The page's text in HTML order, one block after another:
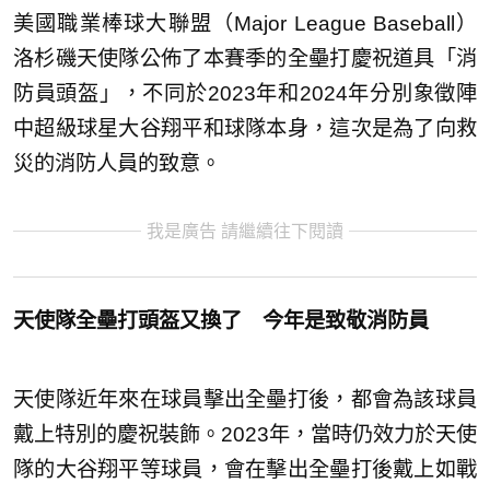
美國職業棒球大聯盟（Major League Baseball）
洛杉磯天使隊公佈了本賽季的全壘打慶祝道具「消
防員頭盔」，不同於2023年和2024年分別象徵陣
中超級球星大谷翔平和球隊本身，這次是為了向救
災的消防人員的致意。
我是廣告 請繼續往下閱讀
天使隊全壘打頭盔又換了 今年是致敬消防員
天使隊近年來在球員擊出全壘打後，都會為該球員
戴上特別的慶祝裝飾。2023年，當時仍效力於天使
隊的大谷翔平等球員，會在擊出全壘打後戴上如戰